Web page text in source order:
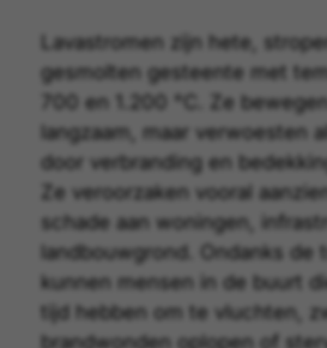
Lavastromen zijn hete,
gesmolten gesteente met
700 en 1.200 °C. Ze
langzaam, maar verwoesten
door verbranding en
Ze veroorzaken vooral
schade aan woningen,
landbouwgrond. Ondanks de
kunnen mensen in de buurt
tijd hebben om te vluchten,
brandwonden oplopen of